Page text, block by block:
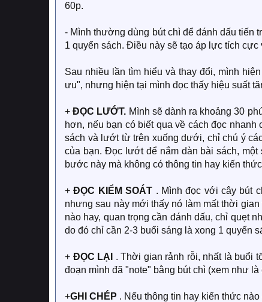
60p.
- Mình thường dùng bút chì để đánh dấu tiến
1 quyển sách. Điều này sẽ tạo áp lực tích cực
Sau nhiều lần tìm hiểu và thay đổi, mình
ưu", nhưng hiện tại mình đọc thấy hiệu suất
+ĐỌC LƯỚT. Mình sẽ dành ra khoảng 30
hơn, nếu bạn có biết qua về cách đọc
sách và lướt từ trên xuống dưới, chỉ chú ý
của bạn. Đọc lướt để nắm dàn bài sách,
bước này mà không có thông tin hay kiến
+ĐỌC KIỂM SOÁT . Mình đọc với cây bút
nhưng sau này mới thấy nó làm mất thời
nào hay, quan trọng cần đánh dấu, chỉ quẹt
do đó chỉ cần 2-3 buổi sáng là xong 1 quyển
+ ĐỌC LẠI
. Thời gian rảnh rỗi, nhất là buổi
đoạn mình đã "note" bằng bút chì (xem như là
+GHI CHÉP . Nếu thông tin hay kiến thức